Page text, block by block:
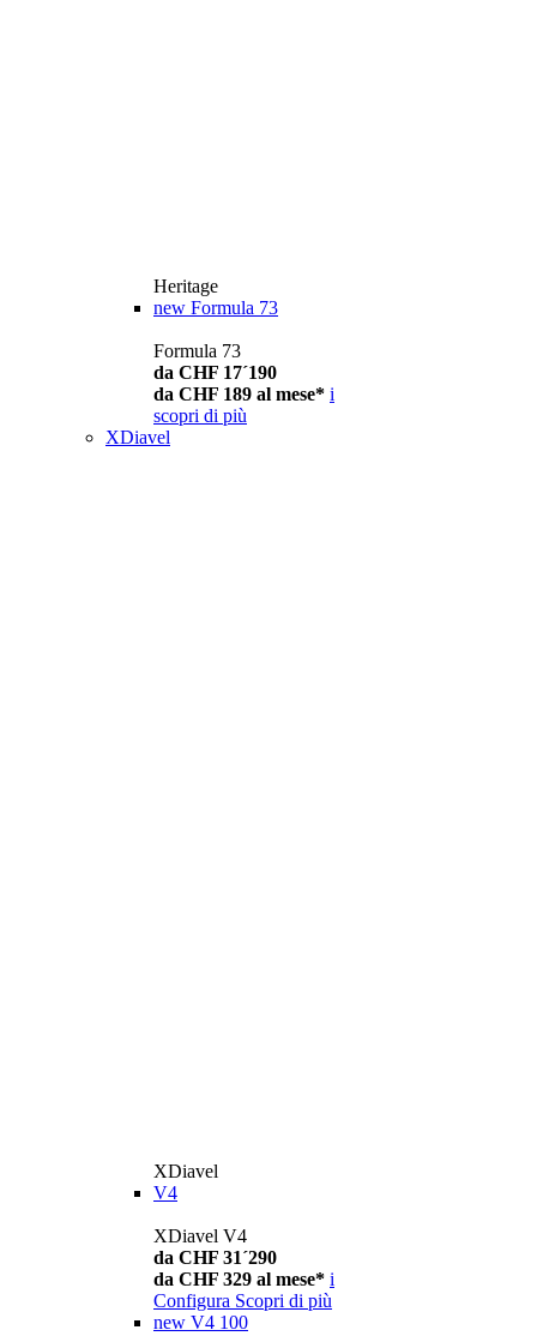
Heritage
new Formula 73
Formula 73
da CHF 17´190
da CHF 189 al mese* i
scopri di più
XDiavel
XDiavel
V4
XDiavel V4
da CHF 31´290
da CHF 329 al mese* i
Configura Scopri di più
new V4 100